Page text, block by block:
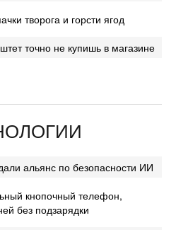
творога и горсти ягод
точно не купишь в магазине
альянс по безопасности ИИ
кнопочный телефон,
без подзарядки